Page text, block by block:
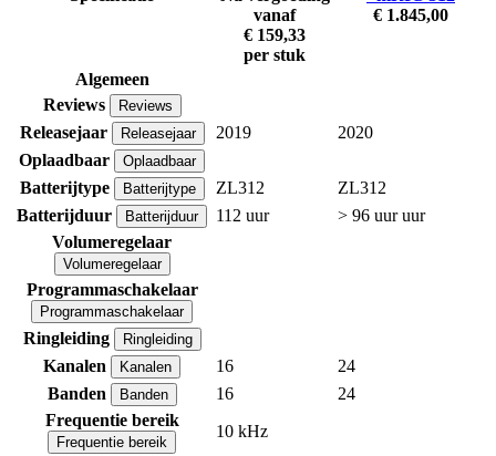
vanaf
€ 159,33
per stuk
€ 1.845,00
Algemeen
Reviews
Reviews
Releasejaar Releasejaar 2019
2020
Oplaadbaar
Oplaadbaar
Batterijtype Batterijtype ZL312
ZL312
Batterijduur
Batterijduur 112 uur
> 96 uur uur
Volumeregelaar
Volumeregelaar
Programmaschakelaar
Programmaschakelaar
Ringleiding Ringleiding
Kanalen Kanalen 16
24
Banden
Banden 16
24
Frequentie bereik
Frequentie bereik
10 kHz